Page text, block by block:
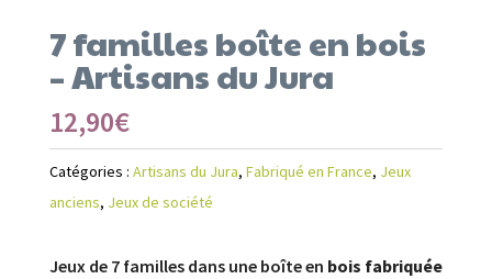
7 familles boîte en bois
– Artisans du Jura
12,90€
Catégories : Artisans du Jura, Fabriqué en France, Jeux
anciens, Jeux de société
Jeux de 7 familles dans une boîte en bois fabriquée